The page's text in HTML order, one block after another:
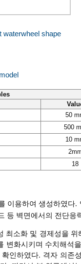
waterwheel shape
50
500
10
18
이용하여 생성하였
등 벽면에서의 전단응
최소화 및 경제성을
변화시키며 수치해석
인하였다. 격자 의존